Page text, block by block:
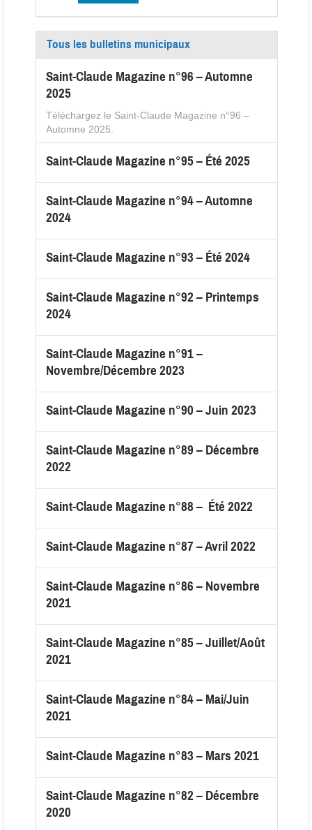
Tous les bulletins municipaux
Saint-Claude Magazine n°96 – Automne
2025
Téléchargez le Saint-Claude Magazine n°96 –
Automne 2025.
Saint-Claude Magazine n°95 – Été 2025
Saint-Claude Magazine n°94 – Automne
2024
Saint-Claude Magazine n°93 – Été 2024
Saint-Claude Magazine n°92 – Printemps
2024
Saint-Claude Magazine n°91 –
Novembre/Décembre 2023
Saint-Claude Magazine n°90 – Juin 2023
Saint-Claude Magazine n°89 – Décembre
2022
Saint-Claude Magazine n°88 – Été 2022
Saint-Claude Magazine n°87 – Avril 2022
Saint-Claude Magazine n°86 – Novembre
2021
Saint-Claude Magazine n°85 – Juillet/Août
2021
Saint-Claude Magazine n°84 – Mai/Juin
2021
Saint-Claude Magazine n°83 – Mars 2021
Saint-Claude Magazine n°82 – Décembre
2020